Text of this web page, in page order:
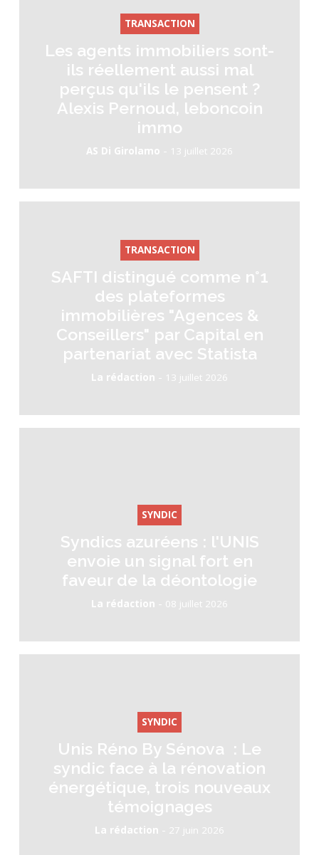
TRANSACTION
Les agents immobiliers sont-
ils réellement aussi mal
perçus qu'ils le pensent ?
Alexis Pernoud, leboncoin
immo
AS Di Girolamo - 13 juillet 2026
TRANSACTION
SAFTI distingué comme n°1
des plateformes
immobilières "Agences &
Conseillers" par Capital en
partenariat avec Statista
La rédaction - 13 juillet 2026
SYNDIC
Syndics azuréens : l'UNIS
envoie un signal fort en
faveur de la déontologie
La rédaction - 08 juillet 2026
SYNDIC
Unis Réno By Sénova : Le
syndic face à la rénovation
énergétique, trois nouveaux
témoignages
La rédaction - 27 juin 2026